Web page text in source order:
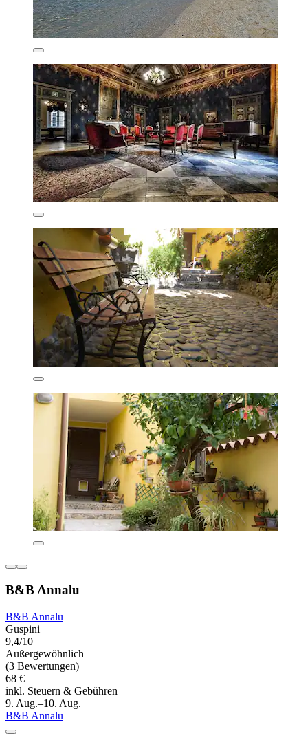
B&B Annalu
B&B Annalu
Guspini
9,4/10
Außergewöhnlich
(3 Bewertungen)
68 €
inkl. Steuern & Gebühren
9. Aug.–10. Aug.
B&B Annalu